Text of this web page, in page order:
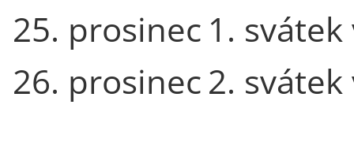
25. prosinec 1.
26. prosinec2.